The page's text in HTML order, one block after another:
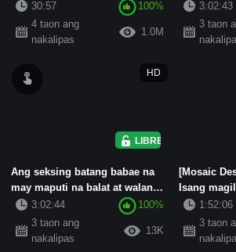
batang babae ay nakipagtali...
30:57
100%
4 taon ang
nakalipas
1.0M
buhok na
3:02:43
3 taon
LIBRE
HD
Ang seksing batang babae na
may maputi na balat at walang
buhok na puke ay nakikip...
3:02:44
100%
3 taon ang
nakalipas
13K
[Mosaic
Isang
1:52:06
3 taon